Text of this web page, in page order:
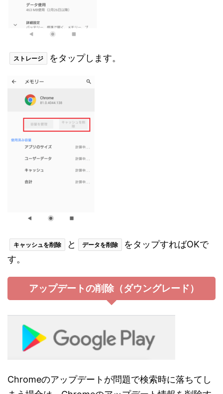
ストレージ をタップします。
キャッシュを削除 と データを削除
をタップすればOKで
す。
アップデートの削除（ダウングレード）
Chromeのアップデートが問題で検索時に落ちてし